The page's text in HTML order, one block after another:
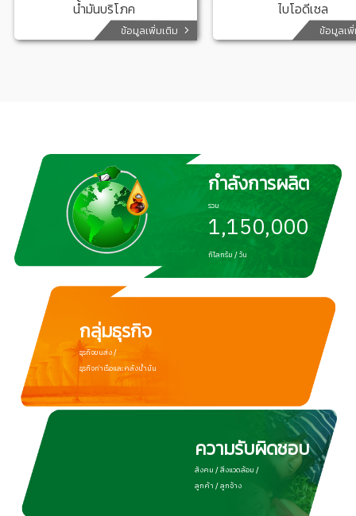
น้ำมันบริโภค
ข้อมูลเพิ่มเติม
ไบโอดีเซล
ข้อมูลเ
กำลังการผลิต
รวม
1,150,000
กิโลกรัม / วัน
กลุ่มธุรกิจ
ธุรกิจขนส่ง /
ธุรกิจท่าเรือและคลังน้ำมัน
ความรับผิดชอบ
สังคม / สิ่งแวดล้อม /
ลูกค้า / ลูกจ้าง